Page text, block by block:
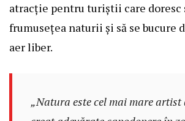
atracție pentru turiștii care doresc
frumusețea naturii și să se bucure
aer liber.
„Natura este cel mai mare artist